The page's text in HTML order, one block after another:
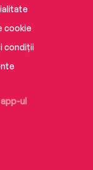
ul
cookie
condiții